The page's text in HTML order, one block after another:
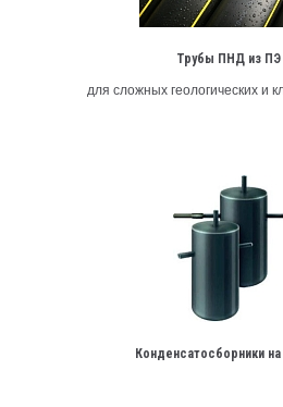
Трубы ПНД из ПЭ
для сложных геологических и
Конденсатосборники